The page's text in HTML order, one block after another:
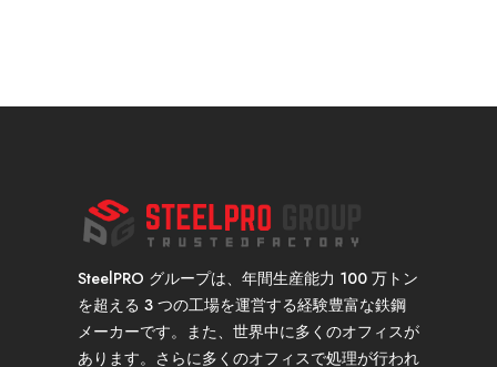
SteelPRO グループは、年間生産能力 100 万トン
を超える 3 つの工場を運営する経験豊富な鉄鋼
メーカーです。また、世界中に多くのオフィスが
あります。さらに多くのオフィスで処理が行われ